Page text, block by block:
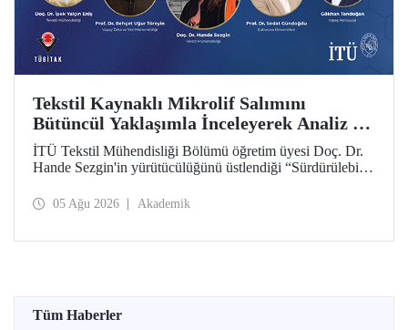
Tekstil Kaynaklı Mikrolif Salımını
Bütüncül Yaklaşımla İnceleyerek Analiz ve
Azaltım Stratejileri Geliştirecek Projeye
TÜBİTAK Desteği
İTÜ Tekstil Mühendisliği Bölümü öğretim üyesi Doç. Dr.
Hande Sezgin'in yürütücülüğünü üstlendiği “Sürdürülebilir
Koşullarına Bağlı Mikrolif Salımı: Aşınma, UV Maruziyeti
05 Ağu 2026 Akademik
Tüm Haberler